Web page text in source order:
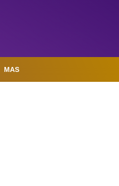
MAS